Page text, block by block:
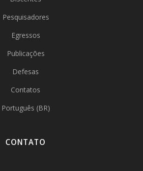
Pesquisadores
Egressos
Publicações
Defesas
Contatos
Português (BR)
CONTATO